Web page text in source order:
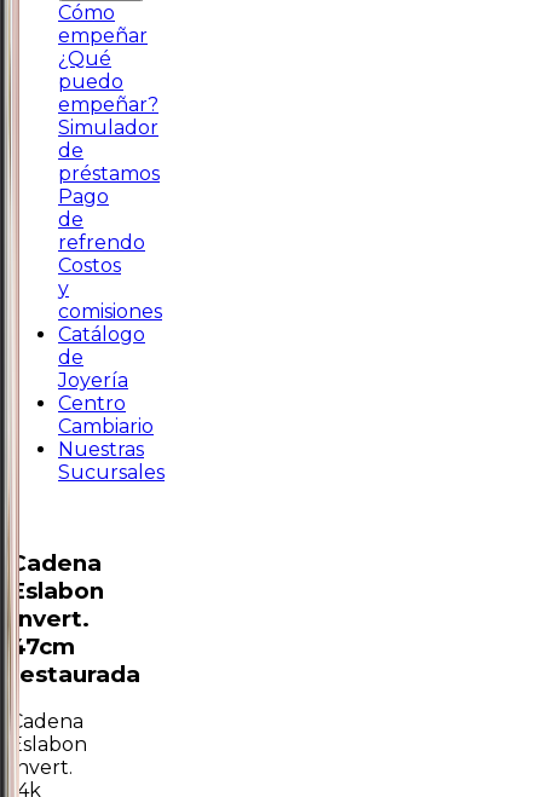
Cómo
empeñar
¿Qué
puedo
empeñar?
Simulador
de
préstamos
Pago
de
refrendo
Costos
y
comisiones
Catálogo
de
Joyería
Centro
Cambiario
Nuestras
Sucursales
Cadena
Eslabon
Invert.
47cm
restaurada
Cadena
Eslabon
Invert.
14k